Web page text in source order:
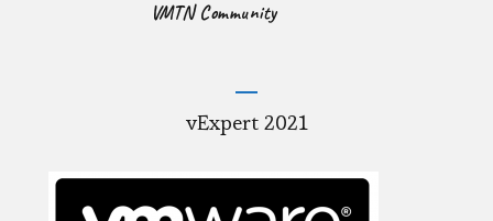
VMTN Community
vExpert 2021